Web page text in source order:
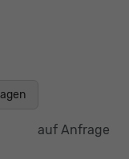
auf Anfrage